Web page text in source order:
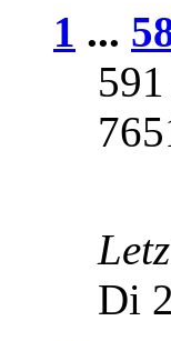
1 ...
Di